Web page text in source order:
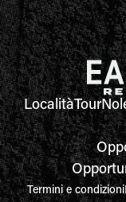
LocalitàTour
Termini e condizioni